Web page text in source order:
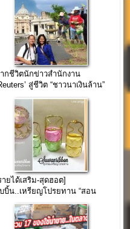
กชีวิตนักข่าวสำนักงาน
สู่ชีวิต “ชาวนาเงินล้าน”
ายได้เสริม-สุดฮอต]
บิ้น..เหรียญโปรยทาน “สอน
ฟรี” 100 แบบ ยอดไลค์ 2 แสน